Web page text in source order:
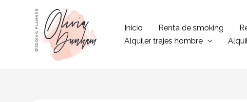
contenido
Inicio Renta de smoking
Alquiler trajes hombre